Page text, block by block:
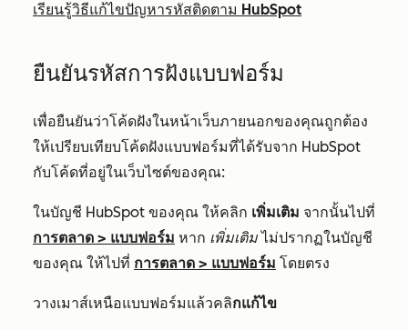
เรียนรู้วิธีแก้ไขปัญหารหัสติดตาม HubSpot
ยืนยันรหัสการฝังแบบฟอร์ม
เพื่อยืนยันว่าโค้ดฝังในหน้าเว็บภายนอกของคุณถูกต้อง
ให้เปรียบเทียบโค้ดฝังแบบฟอร์มที่ได้รับจาก HubSpot
กับโค้ดที่อยู่ในเว็บไซต์ของคุณ:
ในบัญชี HubSpot ของคุณ ให้คลิก เพิ่มเติม จากนั้นไปที่
การตลาด > แบบฟอร์ม หาก เพิ่มเติมไม่ปรากฏในบัญชี
ของคุณ ให้ไปที่ การตลาด > แบบฟอร์ม โดยตรง
วางเมาส์เหนือแบบฟอร์มแล้วคลิกแก้ไข